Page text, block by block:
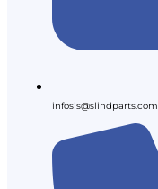
infosis@slindparts.com